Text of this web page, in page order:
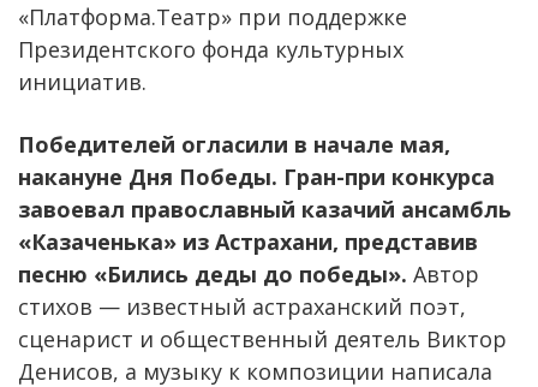
«Платформа.Театр» при поддержке
Президентского фонда культурных
инициатив.
Победителей огласили в начале мая,
накануне Дня Победы. Гран-при конкурса
завоевал православный казачий ансамбль
«Казаченька» из Астрахани, представив
песню «Бились деды до победы». Автор
стихов — известный астраханский поэт,
сценарист и общественный деятель Виктор
Денисов, а музыку к композиции написала